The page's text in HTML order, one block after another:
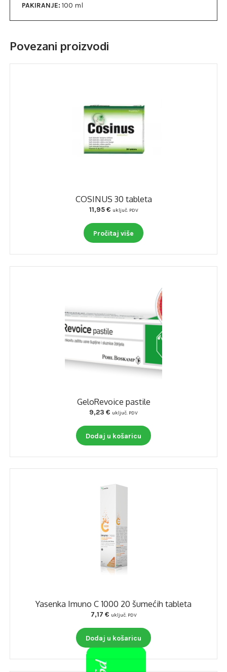
PAKIRANJE: 100 ml
Povezani proizvodi
COSINUS 30 tableta
11,95€ uključ. PDV
Pročitaj više
GeloRevoice pastile
9,23 € uključ. PDV
Dodaj u košaricu
Yasenka Imuno C 1000 20 šumećih tableta
7,17 € uključ. PDV
Dodaj u košaricu